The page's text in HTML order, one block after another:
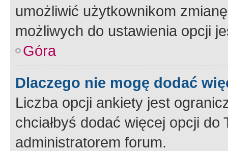
umożliwić użytkownikom
możliwych do ustawienia opcji
Góra
Dlaczego nie mogę dodać
Liczba opcji ankiety jest
chciałbyś dodać więcej opcji
administratorem forum.